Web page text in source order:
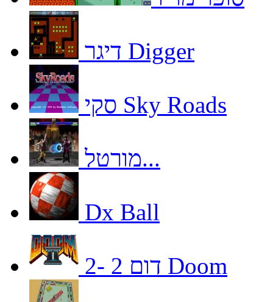
דיגר Digger
סקי Sky Roads
מורטל...
Dx Ball
דום 2 -2 Doom